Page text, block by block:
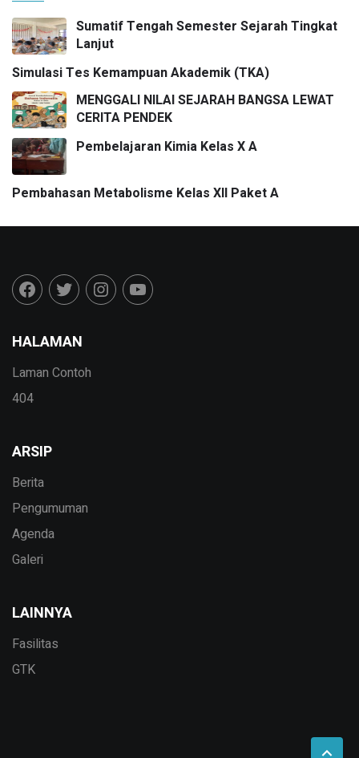
Sumatif Tengah Semester Sejarah Tingkat
Lanjut
Simulasi Tes Kemampuan Akademik (TKA)
MENGGALI NILAI SEJARAH BANGSA LEWAT
CERITA PENDEK
Pembelajaran Kimia Kelas X A
Pembahasan Metabolisme Kelas XII Paket A
HALAMAN
Laman Contoh
404
ARSIP
Berita
Pengumuman
Agenda
Galeri
LAINNYA
Fasilitas
GTK